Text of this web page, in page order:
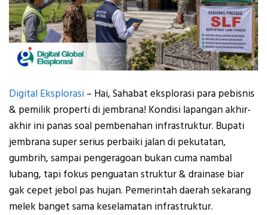
Digital Eksplorasi – Hai, Sahabat eksplorasi para pebisnis
& pemilik properti di jembrana! Kondisi lapangan akhir-
akhir ini panas soal pembenahan infrastruktur. Bupati
jembrana super serius perbaiki jalan di pekutatan,
gumbrih, sampai pengeragoan bukan cuma nambal
lubang, tapi fokus penguatan struktur & drainase biar
gak cepet jebol pas hujan. Pemerintah daerah sekarang
melek banget sama keselamatan infrastruktur.